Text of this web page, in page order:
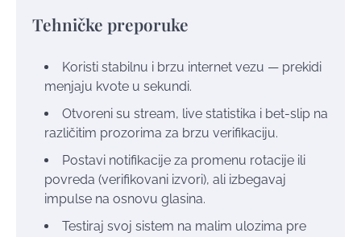
Tehničke preporuke
Koristi stabilnu i brzu internet vezu — prekidi
menjaju kvote u sekundi.
Otvoreni su stream, live statistika i bet-slip na
različitim prozorima za brzu verifikaciju.
Postavi notifikacije za promenu rotacije ili
povreda (verifikovani izvori), ali izbegavaj
impulse na osnovu glasina.
Testiraj svoj sistem na malim ulozima pre